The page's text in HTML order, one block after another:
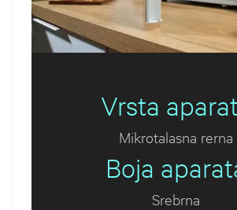
Vrsta
Mikrotalasna rerna
Boja
Srebrna